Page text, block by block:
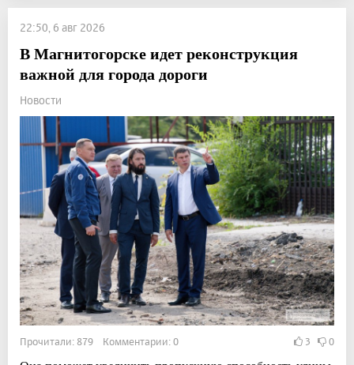
22:50, 6 авг 2026
В Магнитогорске идет реконструкция
важной для города дороги
Новости
Прочитали: 879 Комментарии: 0 3 0